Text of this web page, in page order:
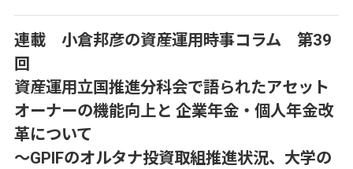
連載 小倉邦彦の資産運用時事コラム 第39
回
資産運用立国推進分科会で語られたアセット
オーナーの機能向上と 企業年金・個人年金改
革について
～GPIFのオルタナ投資取組推進状況、大学の